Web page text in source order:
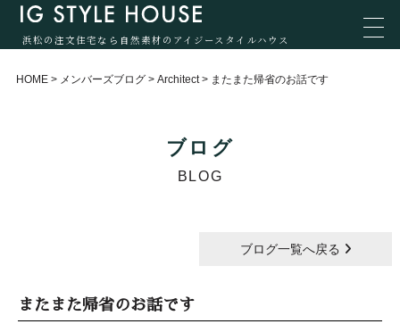
浜松の注文住宅なら自然素材のアイジースタイルハウス
HOME > メンバーズブログ > Architect > またまた帰省のお話です
ブログ
BLOG
ブログ一覧へ戻る
またまた帰省のお話です